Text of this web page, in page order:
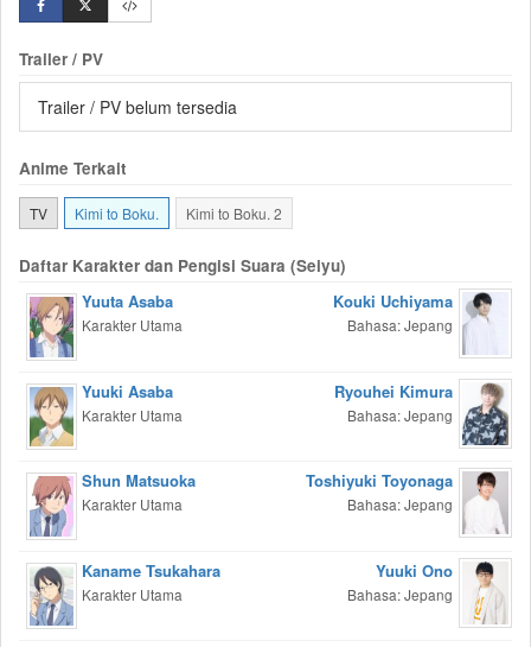
Trailer / PV
Trailer / PV belum tersedia
Anime Terkait
TV Kimi to Boku. Kimi to Boku. 2
Daftar Karakter dan Pengisi Suara (Seiyu)
Yuuta Asaba
Karakter Utama
Kouki Uchiyama
Bahasa: Jepang
Yuuki Asaba
Karakter Utama
Ryouhei Kimura
Bahasa: Jepang
Shun Matsuoka
Karakter Utama
Toshiyuki Toyonaga
Bahasa: Jepang
Kaname Tsukahara
Karakter Utama
Yuuki Ono
Bahasa: Jepang